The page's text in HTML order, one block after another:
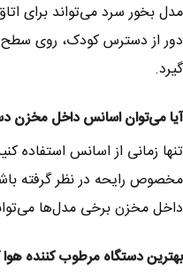
مدل بخور سرد می‌تواند برای
دور از دسترس کودک، روی سطح
گیرد.
آیا می‌توان اسانس داخل مخزن
تنها زمانی از اسانس استفاده
مخصوص رایحه در نظر گرفته
داخل مخزن برخی مدل‌ها
بهترین دستگاه مرطوب کننده